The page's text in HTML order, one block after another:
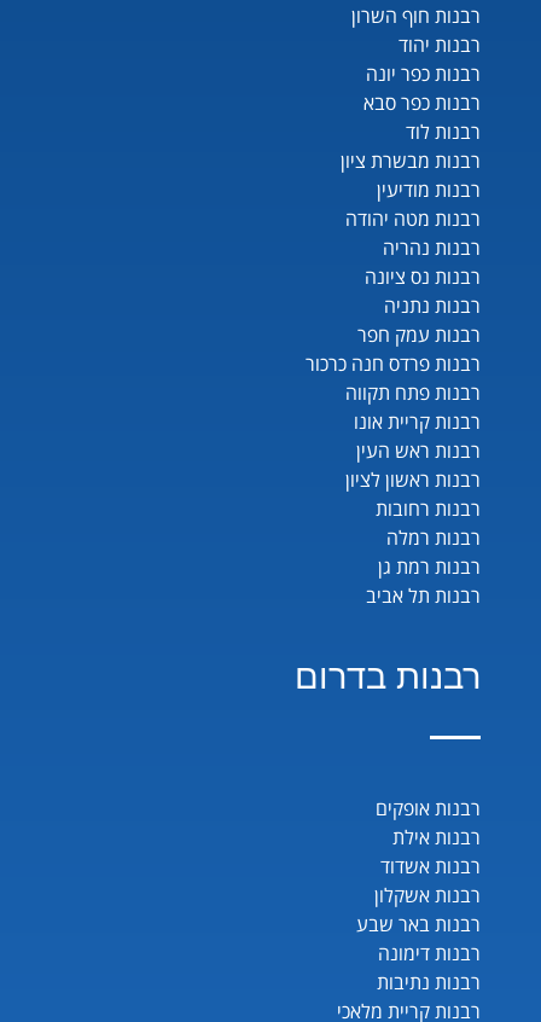
רבנות חוף השרון
רבנות יהוד
רבנות כפר יונה
רבנות כפר סבא
רבנות לוד
רבנות מבשרת ציון
רבנות מודיעין
רבנות מטה יהודה
רבנות נהריה
רבנות נס ציונה
רבנות נתניה
רבנות עמק חפר
רבנות פרדס חנה כרכור
רבנות פתח תקווה
רבנות קריית אונו
רבנות ראש העין
רבנות ראשון לציון
רבנות רחובות
רבנות רמלה
רבנות רמת גן
רבנות תל אביב
רבנות בדרום
רבנות אופקים
רבנות אילת
רבנות אשדוד
רבנות אשקלון
רבנות באר שבע
רבנות דימונה
רבנות נתיבות
רבנות קריית מלאכי